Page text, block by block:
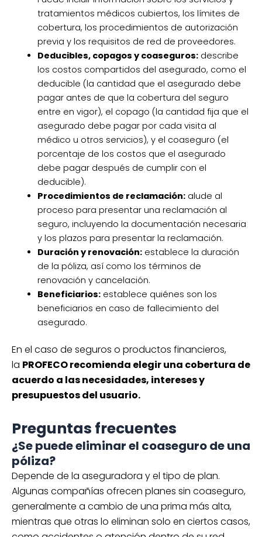
tratamientos médicos cubiertos, los límites de
cobertura, los procedimientos de autorización
previa y los requisitos de red de proveedores.
Deducibles, copagos y coaseguros:describe
los costos compartidos del asegurado, como el
deducible (la cantidad que el asegurado debe
pagar antes de que la cobertura del seguro
entre en vigor), el copago (la cantidad fija que el
asegurado debe pagar por cada visita al
médico u otros servicios), y el coaseguro (el
porcentaje de los costos que el asegurado
debe pagar después de cumplir con el
deducible).
Procedimientos de reclamación:alude al
proceso para presentar una reclamación al
seguro, incluyendo la documentación necesaria
y los plazos para presentar la reclamación.
Duración y renovación:establece la duración
de la póliza, así como los términos de
renovación y cancelación.
Beneficiarios:establece quiénes son los
beneficiarios en caso de fallecimiento del
asegurado.
En el caso de seguros o productos financieros,
la PROFECO recomienda elegir una cobertura de
acuerdo a las necesidades, intereses y
presupuestos del usuario.
Preguntas frecuentes
¿Se puede eliminar el coaseguro de una
póliza?
Depende de la aseguradora y el tipo de plan.
Algunas compañías ofrecen planes sin coaseguro,
generalmente a cambio de una prima más alta,
mientras que otras lo eliminan solo en ciertos casos,